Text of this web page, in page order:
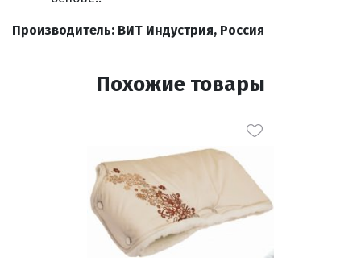
Производитель: ВИТ Индустрия, Россия
Похожие товары